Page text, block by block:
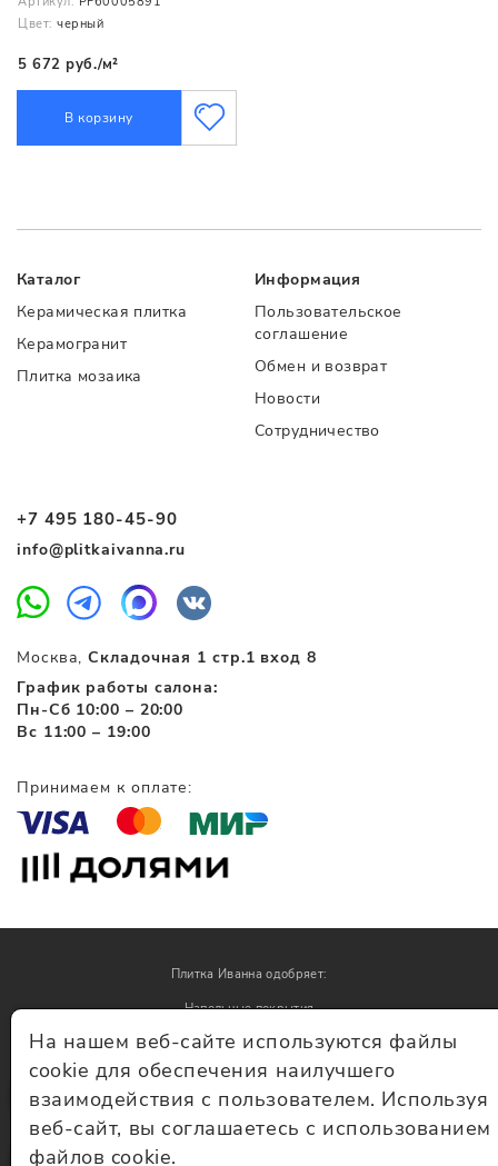
Цвет: черный
5 672 руб./м²
В корзину
+7 495 180-45-90
info@plitkaivanna.ru
Москва,Складочная 1 стр.1 вход 8
График работы салона:
Пн-Сб 10:00 – 20:00
Вс 11:00 – 19:00
Каталог
Керамическая плитка
Керамогранит
Плитка мозаика
Информация
Пользовательское
соглашение
Обмен и возврат
Новости
Сотрудничество
Принимаем к оплате:
© Плитка Иванна 2026 - плитка и керамогранит
Плитка Иванна одобряет:
Напольные покрытия
Обои
На нашем веб-сайте используются файлы
cookie для обеспечения наилучшего
взаимодействия с пользователем. Используя
веб-сайт, вы соглашаетесь с использованием
файлов cookie.